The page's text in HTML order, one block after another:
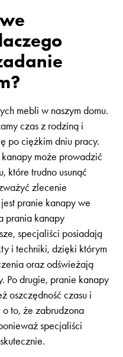
mebli w naszym domu.
czas z rodziną i
po ciężkim dniu pracy.
może prowadzić
które trudno usunąć
zlecenie
pranie kanapy we
prania kanapy
specjaliści posiadają
i techniki, dzięki którym
oraz odświeżają
Po drugie, pranie kanapy
oszczędność czasu i
to, że zabrudzona
specjaliści